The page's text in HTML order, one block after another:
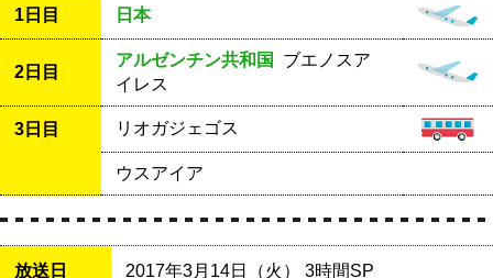
1日目 日本
2日目
アルゼンチン共和国
ブエノスア
イレス
3日目 リオガジェゴス
ウスアイア
放送日 2017年3月14日（火） 3時間SP